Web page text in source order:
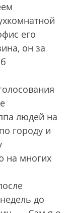
его
он за
людей на
городу и
на многих
до